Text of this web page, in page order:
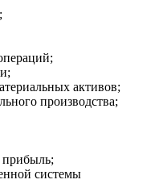
активов;
производства;
прибыль;
системы